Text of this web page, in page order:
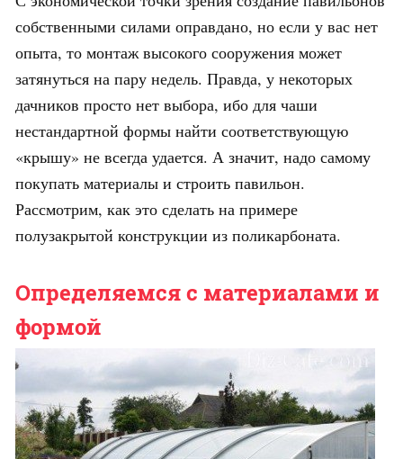
собственными силами оправдано, но если у вас нет
опыта, то монтаж высокого сооружения может
затянуться на пару недель. Правда, у некоторых
дачников просто нет выбора, ибо для чаши
нестандартной формы найти соответствующую
«крышу» не всегда удается. А значит, надо самому
покупать материалы и строить павильон.
Рассмотрим, как это сделать на примере
полузакрытой конструкции из поликарбоната.
Определяемся с материалами и
формой